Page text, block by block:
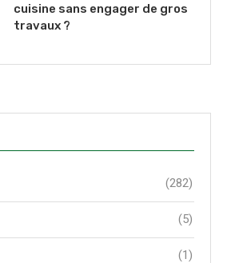
cuisine sans engager de gros
travaux ?
(282)
(5)
(1)